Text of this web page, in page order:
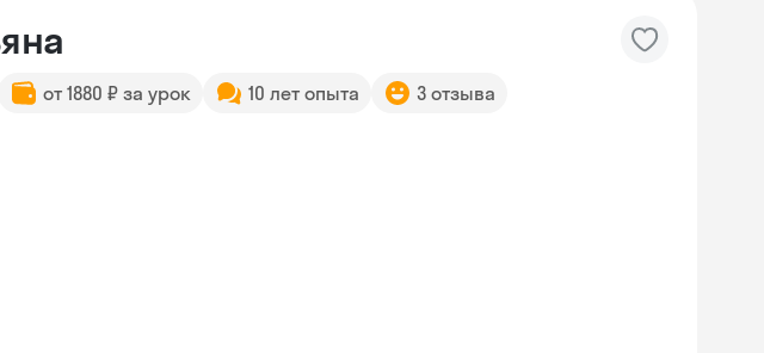
от 1880 ₽ за урок 10 лет опыта 3 отзыва